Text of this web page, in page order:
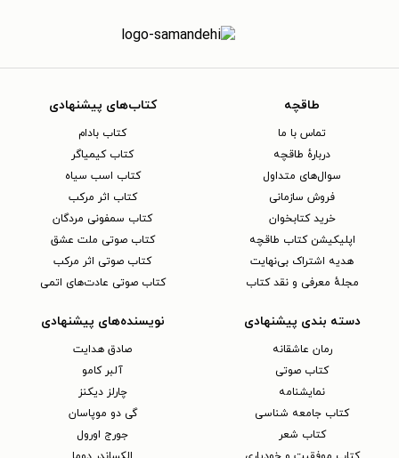
طاقچه
تماس با ما
دربارهٔ طاقچه
سوال‌های متداول
فروش سازمانی
خرید کتابخوان
اپلیکیشن کتاب طاقچه
هدیه اشتراک بی‌نهایت
مجلهٔ معرفی و نقد کتاب
کتاب‌های پیشنهادی
کتاب بادام
کتاب کیمیاگر
کتاب اسب سیاه
کتاب اثر مرکب
کتاب سمفونی مردگان
کتاب صوتی ملت عشق
کتاب صوتی اثر مرکب
کتاب صوتی عادت‌های اتمی
دسته بندی پیشنهادی
رمان عاشقانه
کتاب‌ صوتی
نمایشنامه
کتاب جامعه شناسی
کتاب شعر
نویسنده‌های پیشنهادی
صادق هدایت
آلبر کامو
چارلز دیکنز
گی دو موپاسان
جورج اورول